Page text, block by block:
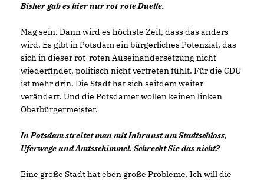
Bisher gab es hier nur rot-rote Duelle.
Mag sein. Dann wird es höchste Zeit, dass das anders
wird. Es gibt in Potsdam ein bürgerliches Potenzial, das
sich in dieser rot-roten Auseinandersetzung nicht
wiederfindet, politisch nicht vertreten fühlt. Für die CDU
ist mehr drin. Die Stadt hat sich seitdem weiter
verändert. Und die Potsdamer wollen keinen linken
Oberbürgermeister.
In Potsdam streitet man mit Inbrunst um Stadtschloss,
Uferwege und Amtsschimmel. Schreckt Sie das nicht?
Eine große Stadt hat eben große Probleme. Ich will die